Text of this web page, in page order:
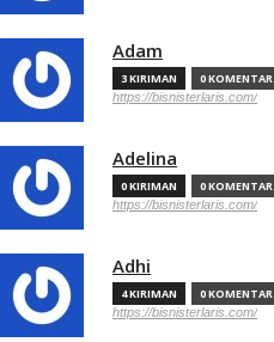
Adam
3 KIRIMAN 0 KOMENTAR
https://bisnisterlaris.com/
Adelina
0 KIRIMAN 0 KOMENTAR
https://bisnisterlaris.com/
Adhi
4 KIRIMAN 0 KOMENTAR
https://bisnisterlaris.com/